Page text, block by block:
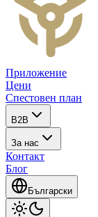
Приложение
Цени
Спестовен план
B2B
За нас
Контакт
Блог
Български